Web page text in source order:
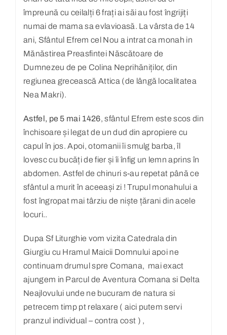
împreună cu ceilalți 6 frați ai săi au fost îngrijiți
numai de mama sa evlavioasă. La vârsta de 14
ani, Sfântul Efrem cel Nou a intrat ca monah in
Mănăstirea Preasfintei Născătoare de
Dumnezeu de pe Colina Neprihăniților, din
regiunea grecească Attica (de lângă localitatea
Nea Makri).
Astfel, pe 5 mai 1426, sfântul Efrem este scos din
închisoare și legat de un dud din apropiere cu
capul în jos. Apoi, otomanii îi smulg barba, îl
lovesc cu bucăți de fier și îi înfig un lemn aprins în
abdomen. Astfel de chinuri s-au repetat până ce
sfântul a murit în aceeași zi ! Trupul monahului a
fost îngropat mai târziu de niște țărani din acele
locuri..
Dupa Sf Liturghie vom vizita Catedrala din
Giurgiu cu Hramul Maicii Domnului apoi ne
continuam drumul spre Comana, mai exact
ajungem in Parcul de Aventura Comana si Delta
Neajlovului unde ne bucuram de natura si
petrecem timp pt relaxare ( aici putem servi
pranzul individual – contra cost ) ,